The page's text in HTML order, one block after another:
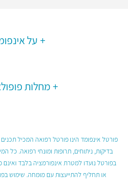
על
מחלות
פורטל אינפומד הינו פורטל רפואה המכיל
בדיקות, ניתוחים, תרופות ומונחי רפואה. כל
בפורטל נועדו למטרת אינפורמציה בלבד
או תחליף להתייעצות עם מומחה. שימוש